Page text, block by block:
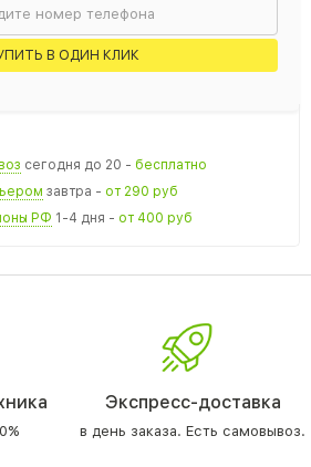
В ОДИН КЛИК
сегодня до 20 - бесплатно
завтра - от 290 руб
РФ 1-4 дня - от 400 руб
Экспресс-доставка
в день заказа. Есть самовывоз.